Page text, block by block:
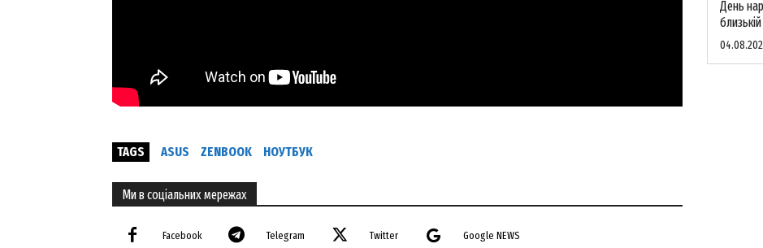
TAGS ASUS ZENBOOK НОУТБУК
Ми в соціальних мережах
Facebook Telegram Twitter Google NEWS
День